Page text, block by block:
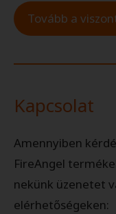
Tovább a
Kapcsolat
Amennyiben
FireAngel
nekünk üzenetet
elérhetőségeken: